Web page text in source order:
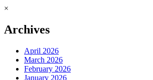
×
Archives
April 2026
March 2026
February 2026
January 2026